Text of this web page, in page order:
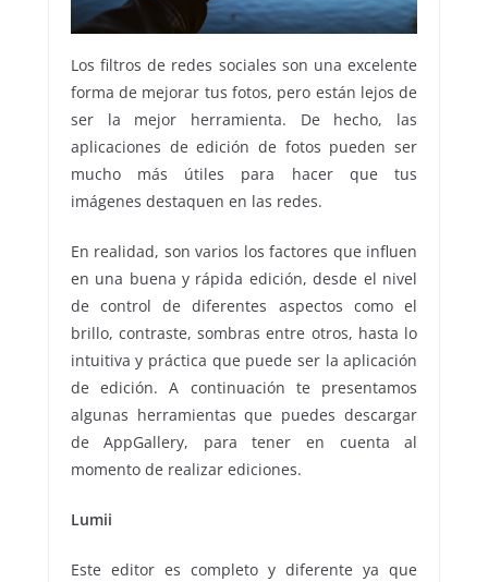
Los filtros de redes sociales son una excelente
forma de mejorar tus fotos, pero están lejos de
ser la mejor herramienta. De hecho, las
aplicaciones de edición de fotos pueden ser
mucho más útiles para hacer que tus
imágenes destaquen en las redes.
En realidad, son varios los factores que influen
en una buena y rápida edición, desde el nivel
de control de diferentes aspectos como el
brillo, contraste, sombras entre otros, hasta lo
intuitiva y práctica que puede ser la aplicación
de edición. A continuación te presentamos
algunas herramientas que puedes descargar
de AppGallery, para tener en cuenta al
momento de realizar ediciones.
Lumii
Este editor es completo y diferente ya que